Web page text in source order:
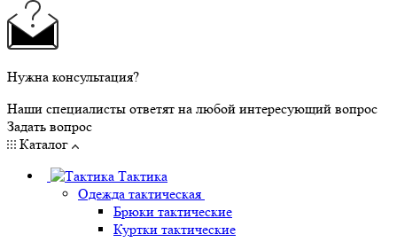
Нужна консультация?
Наши специалисты ответят на любой интересующий вопрос
Задать вопрос
Каталог
Тактика
Одежда тактическая
Брюки тактические
Куртки тактические